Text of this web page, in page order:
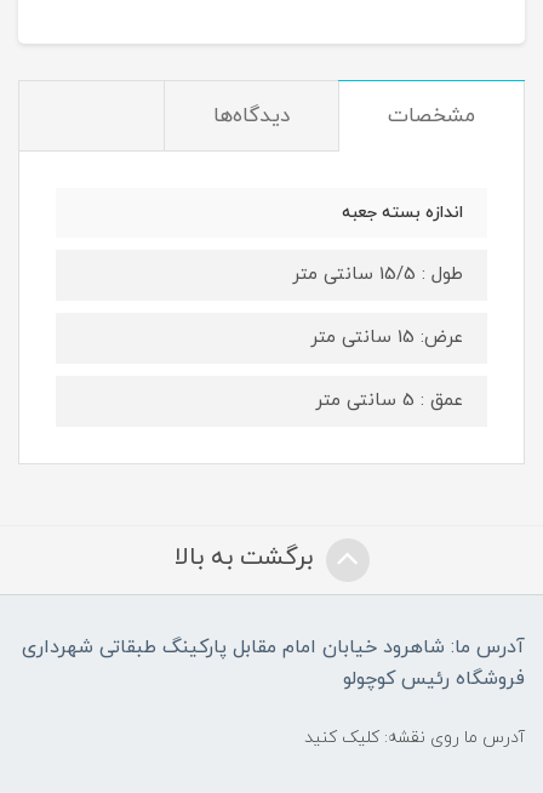
مشخصات دیدگاه‌ها
اندازه بسته جعبه
طول : 15/5 سانتی متر
عرض: 15 سانتی متر
عمق : 5 سانتی متر
برگشت به بالا
آدرس ما: شاهرود خیابان امام مقابل پارکینگ طبقاتی شهرداری
فروشگاه رئیس کوچولو
آدرس ما روی نقشه: کلیک کنید